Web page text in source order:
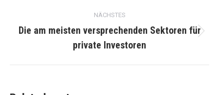
NÄCHSTES
Beitrag:
Die am meisten versprechenden Sektoren für
private Investoren